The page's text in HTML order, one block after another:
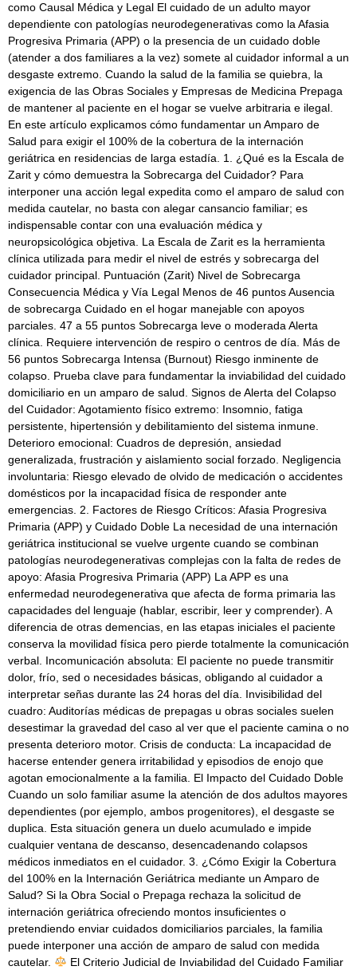
como Causal Médica y Legal El cuidado de un adulto mayor
dependiente con patologías neurodegenerativas como la Afasia
Progresiva Primaria (APP) o la presencia de un cuidado doble
(atender a dos familiares a la vez) somete al cuidador informal a un
desgaste extremo. Cuando la salud de la familia se quiebra, la
exigencia de las Obras Sociales y Empresas de Medicina Prepaga
de mantener al paciente en el hogar se vuelve arbitraria e ilegal.
En este artículo explicamos cómo fundamentar un Amparo de
Salud para exigir el 100% de la cobertura de la internación
geriátrica en residencias de larga estadía. 1. ¿Qué es la Escala de
Zarit y cómo demuestra la Sobrecarga del Cuidador? Para
interponer una acción legal expedita como el amparo de salud con
medida cautelar, no basta con alegar cansancio familiar; es
indispensable contar con una evaluación médica y
neuropsicológica objetiva. La Escala de Zarit es la herramienta
clínica utilizada para medir el nivel de estrés y sobrecarga del
cuidador principal. Puntuación (Zarit) Nivel de Sobrecarga
Consecuencia Médica y Vía Legal Menos de 46 puntos Ausencia
de sobrecarga Cuidado en el hogar manejable con apoyos
parciales. 47 a 55 puntos Sobrecarga leve o moderada Alerta
clínica. Requiere intervención de respiro o centros de día. Más de
56 puntos Sobrecarga Intensa (Burnout) Riesgo inminente de
colapso. Prueba clave para fundamentar la inviabilidad del cuidado
domiciliario en un amparo de salud. Signos de Alerta del Colapso
del Cuidador: Agotamiento físico extremo: Insomnio, fatiga
persistente, hipertensión y debilitamiento del sistema inmune.
Deterioro emocional: Cuadros de depresión, ansiedad
generalizada, frustración y aislamiento social forzado. Negligencia
involuntaria: Riesgo elevado de olvido de medicación o accidentes
domésticos por la incapacidad física de responder ante
emergencias. 2. Factores de Riesgo Críticos: Afasia Progresiva
Primaria (APP) y Cuidado Doble La necesidad de una internación
geriátrica institucional se vuelve urgente cuando se combinan
patologías neurodegenerativas complejas con la falta de redes de
apoyo: Afasia Progresiva Primaria (APP) La APP es una
enfermedad neurodegenerativa que afecta de forma primaria las
capacidades del lenguaje (hablar, escribir, leer y comprender). A
diferencia de otras demencias, en las etapas iniciales el paciente
conserva la movilidad física pero pierde totalmente la comunicación
verbal. Incomunicación absoluta: El paciente no puede transmitir
dolor, frío, sed o necesidades básicas, obligando al cuidador a
interpretar señas durante las 24 horas del día. Invisibilidad del
cuadro: Auditorías médicas de prepagas u obras sociales suelen
desestimar la gravedad del caso al ver que el paciente camina o no
presenta deterioro motor. Crisis de conducta: La incapacidad de
hacerse entender genera irritabilidad y episodios de enojo que
agotan emocionalmente a la familia. El Impacto del Cuidado Doble
Cuando un solo familiar asume la atención de dos adultos mayores
dependientes (por ejemplo, ambos progenitores), el desgaste se
duplica. Esta situación genera un duelo acumulado e impide
cualquier ventana de descanso, desencadenando colapsos
médicos inmediatos en el cuidador. 3. ¿Cómo Exigir la Cobertura
del 100% en la Internación Geriátrica mediante un Amparo de
Salud? Si la Obra Social o Prepaga rechaza la solicitud de
internación geriátrica ofreciendo montos insuficientes o
pretendiendo enviar cuidados domiciliarios parciales, la familia
puede interponer una acción de amparo de salud con medida
cautelar.
El Criterio Judicial de Inviabilidad del Cuidado Familiar